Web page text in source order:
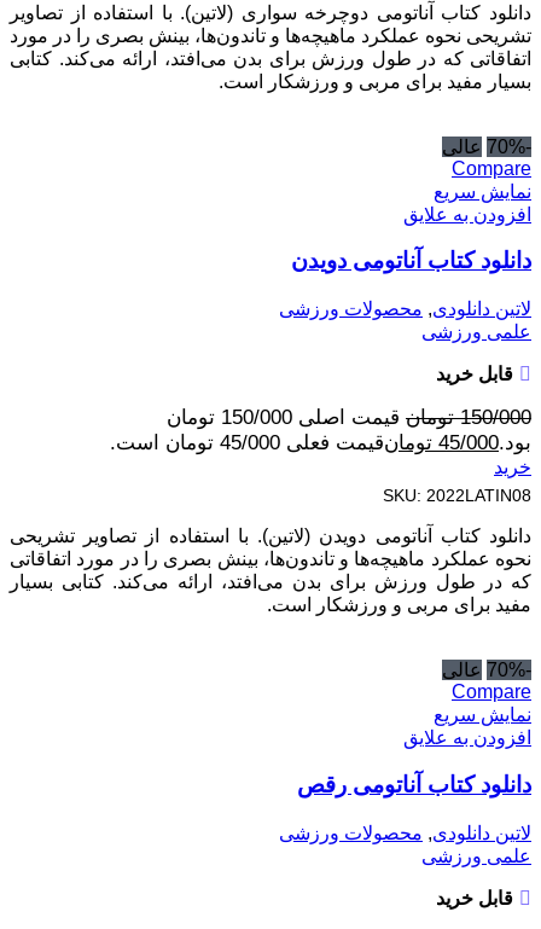
دانلود کتاب آناتومی دوچرخه سواری (لاتین). با استفاده از تصاویر
تشریحی نحوه عملکرد ماهیچه‌ها و تاندون‌ها، بینش بصری را در مورد
اتفاقاتی که در طول ورزش برای بدن می‌افتد، ارائه می‌کند. کتابی
بسیار مفید برای مربی و ورزشکار است.
-70%
عالی
Compare
نمایش سریع
افزودن به علایق
دانلود کتاب آناتومی دویدن
لاتین دانلودی, محصولات ورزشی
علمی ورزشی
قابل خرید
150/000 تومان
قیمت اصلی 150/000 تومان
بود.45/000 تومانقیمت فعلی 45/000 تومان است.
خرید
SKU: 2022LATIN08
دانلود کتاب آناتومی دویدن (لاتین). با استفاده از تصاویر تشریحی
نحوه عملکرد ماهیچه‌ها و تاندون‌ها، بینش بصری را در مورد اتفاقاتی
که در طول ورزش برای بدن می‌افتد، ارائه می‌کند. کتابی بسیار
مفید برای مربی و ورزشکار است.
-70%
عالی
Compare
نمایش سریع
افزودن به علایق
دانلود کتاب آناتومی رقص
لاتین دانلودی, محصولات ورزشی
علمی ورزشی
قابل خرید